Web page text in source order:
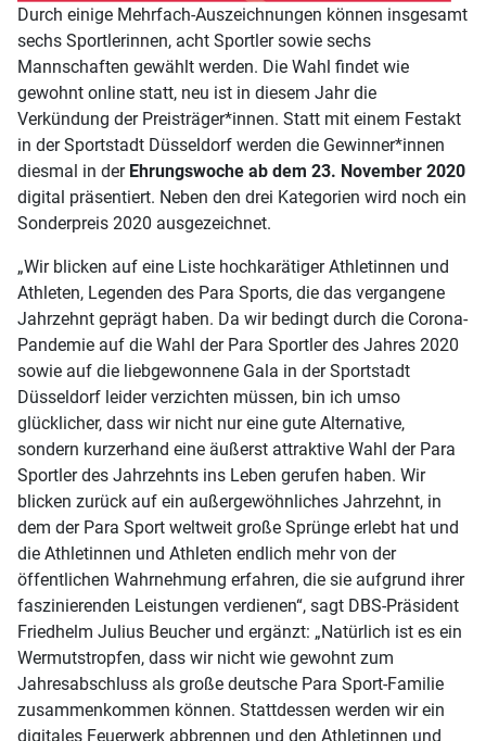
Durch einige Mehrfach-Auszeichnungen können insgesamt
sechs Sportlerinnen, acht Sportler sowie sechs
Mannschaften gewählt werden. Die Wahl findet wie
gewohnt online statt, neu ist in diesem Jahr die
Verkündung der Preisträger*innen. Statt mit einem Festakt
in der Sportstadt Düsseldorf werden die Gewinner*innen
diesmal in der Ehrungswoche ab dem 23. November 2020
digital präsentiert. Neben den drei Kategorien wird noch ein
Sonderpreis 2020 ausgezeichnet.
„Wir blicken auf eine Liste hochkarätiger Athletinnen und
Athleten, Legenden des Para Sports, die das vergangene
Jahrzehnt geprägt haben. Da wir bedingt durch die Corona-
Pandemie auf die Wahl der Para Sportler des Jahres 2020
sowie auf die liebgewonnene Gala in der Sportstadt
Düsseldorf leider verzichten müssen, bin ich umso
glücklicher, dass wir nicht nur eine gute Alternative,
sondern kurzerhand eine äußerst attraktive Wahl der Para
Sportler des Jahrzehnts ins Leben gerufen haben. Wir
blicken zurück auf ein außergewöhnliches Jahrzehnt, in
dem der Para Sport weltweit große Sprünge erlebt hat und
die Athletinnen und Athleten endlich mehr von der
öffentlichen Wahrnehmung erfahren, die sie aufgrund ihrer
faszinierenden Leistungen verdienen“, sagt DBS-Präsident
Friedhelm Julius Beucher und ergänzt: „Natürlich ist es ein
Wermutstropfen, dass wir nicht wie gewohnt zum
Jahresabschluss als große deutsche Para Sport-Familie
zusammenkommen können. Stattdessen werden wir ein
digitales Feuerwerk abbrennen und den Athletinnen und